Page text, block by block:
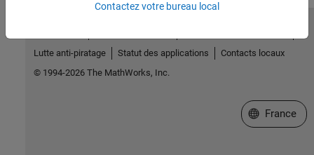
Contactez votre bureau local
Lutte anti-piratage
Statut des applications
Contacts locaux
© 1994-2026 The MathWorks, Inc.
Sélectionner
France